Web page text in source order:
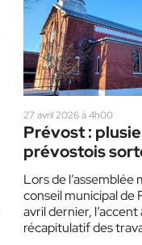
27 avril 2026 à 4h00
Prévost :
prévostois
terre
Lors de l’assemblée
conseil municipal de
avril dernier,
récapitulatif des